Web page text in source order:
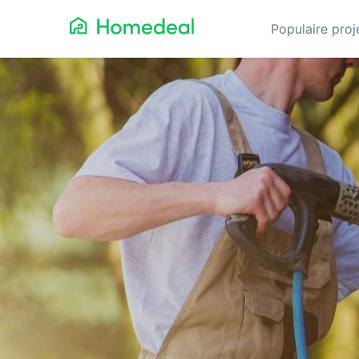
Populaire
Aanbouw
Airco
Architect
Asbest verwijderen
Badkamerspecialist
Bestraten
Cv-ketel
Dakbedekking